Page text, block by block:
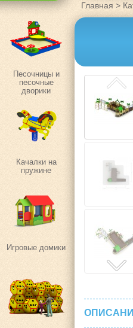
Песочницы и
песочные
дворики
Качалки на
пружине
Игровые домики
Главная >